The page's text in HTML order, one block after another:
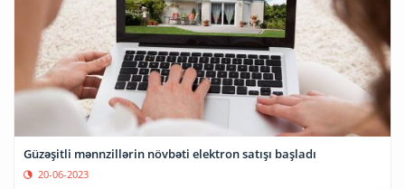
Güzəşitli mənnzillərin növbəti elektron satışı başladı
20-06-2023